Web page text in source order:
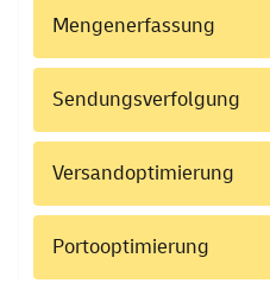
Mengenerfassung
Sendungsverfolgung
Versandoptimierung
Portooptimierung